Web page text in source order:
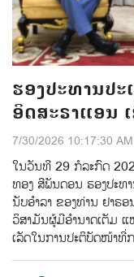
ຮອງປະທານປ
ອິດສະຣາແອນ
7/30/2026 10:17:30 AM
ໃນວັນທີ 29 ກໍລະກົດ
ທອງ ສີພັນດອນ ຮອງປະທ
ນັບອໍາລາ ຂອງທ່ານ ຢາຣ
ວິສາມັນຜູ້ມີອຳນາດເຕັມ ແ
ເລັດໃນການປະຕິບັດໜ້າທີ່